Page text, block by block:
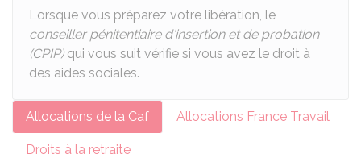
Lorsque vous préparez votre libération, le
conseiller pénitentiaire d'insertion et de probation
(CPIP)qui vous suit vérifie si vous avez le droit à
des aides sociales.
Allocations de la Caf Allocations France Travail
Droits à la retraite